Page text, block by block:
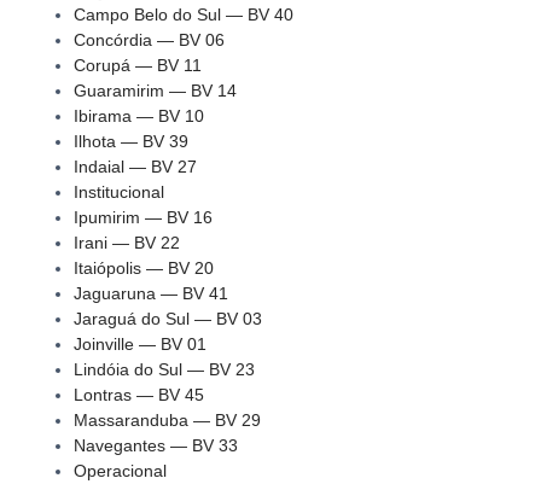
Campo Belo do Sul — BV 40
Concórdia — BV 06
Corupá — BV 11
Guaramirim — BV 14
Ibirama — BV 10
Ilhota — BV 39
Indaial — BV 27
Institucional
Ipumirim — BV 16
Irani — BV 22
Itaiópolis — BV 20
Jaguaruna — BV 41
Jaraguá do Sul — BV 03
Joinville — BV 01
Lindóia do Sul — BV 23
Lontras — BV 45
Massaranduba — BV 29
Navegantes — BV 33
Operacional